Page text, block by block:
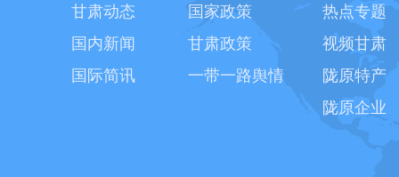
甘肃动态
国内新闻
国际简讯
国家政策
甘肃政策
一带一路舆情
热点专题
视频甘肃
陇原特产
陇原企业